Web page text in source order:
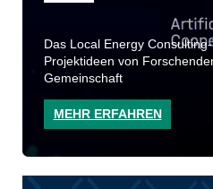
Das Local Energy
Projektideen von
Gemeinschaft
MEHR ERFAHREN